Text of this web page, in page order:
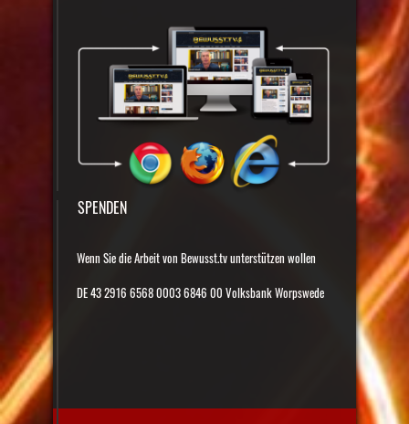
SPENDEN
Wenn Sie die Arbeit von Bewusst.tv unterstützen wollen
DE 43 2916 6568 0003 6846 00 Volksbank Worpswede